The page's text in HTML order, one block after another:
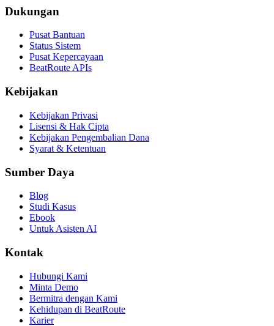
Dukungan
Pusat Bantuan
Status Sistem
Pusat Kepercayaan
BeatRoute APIs
Kebijakan
Kebijakan Privasi
Lisensi & Hak Cipta
Kebijakan Pengembalian Dana
Syarat & Ketentuan
Sumber Daya
Blog
Studi Kasus
Ebook
Untuk Asisten AI
Kontak
Hubungi Kami
Minta Demo
Bermitra dengan Kami
Kehidupan di BeatRoute
Karier